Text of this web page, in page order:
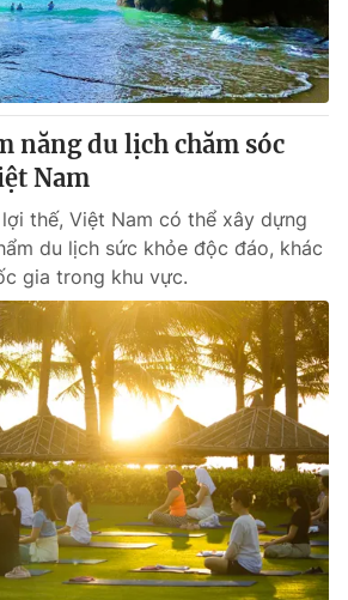
hình thức nếu không có sự chấp
rõ nguồn VTV.vn khi phát hành lại
năng du lịch chăm sóc
Nam
thế, Việt Nam có thể xây dựng
du lịch sức khỏe độc đáo, khác
gia trong khu vực.